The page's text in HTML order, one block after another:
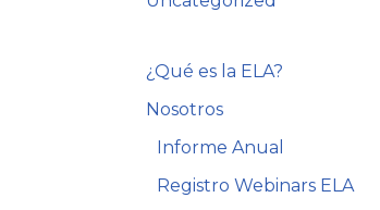
¿Qué es la ELA?
Nosotros
Informe Anual
Registro Webinars ELA